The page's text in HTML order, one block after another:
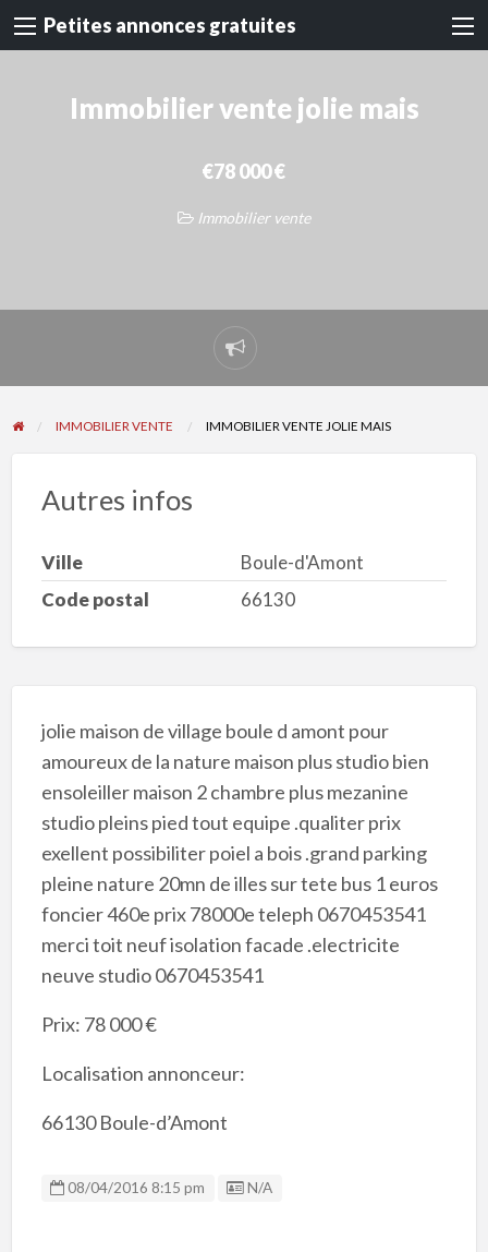
Petites annonces gratuites
Immobilier vente jolie mais
€78 000 €
Immobilier vente
Signaler
un
problème
IMMOBILIER VENTE IMMOBILIER VENTE JOLIE MAIS
Autres infos
Ville
Boule-d'Amont
Code postal
66130
jolie maison de village boule d amont pour
amoureux de la nature maison plus studio bien
ensoleiller maison 2 chambre plus mezanine
studio pleins pied tout equipe .qualiter prix
exellent possibiliter poiel a bois .grand parking
pleine nature 20mn de illes sur tete bus 1 euros
foncier 460e prix 78000e teleph 0670453541
merci toit neuf isolation facade .electricite
neuve studio 0670453541
Prix: 78 000 €
Localisation annonceur:
66130 Boule-d’Amont
08/04/2016 8:15 pm Listing ID
N/A